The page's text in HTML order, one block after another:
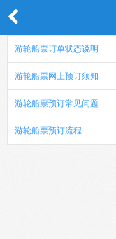
游轮船票订单状态说明
游轮船票网上预订须知
游轮船票预订常见问题
游轮船票预订流程